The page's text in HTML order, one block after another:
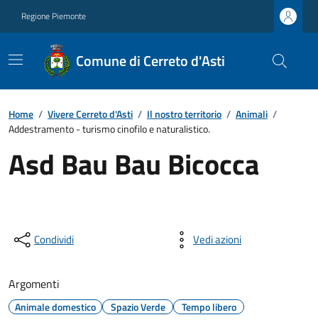
Regione Piemonte
Comune di Cerreto d'Asti
Home / Vivere Cerreto d'Asti / Il nostro territorio / Animali /
Addestramento - turismo cinofilo e naturalistico.
Asd Bau Bau Bicocca
Condividi Vedi azioni
Argomenti
Animale domestico Spazio Verde Tempo libero